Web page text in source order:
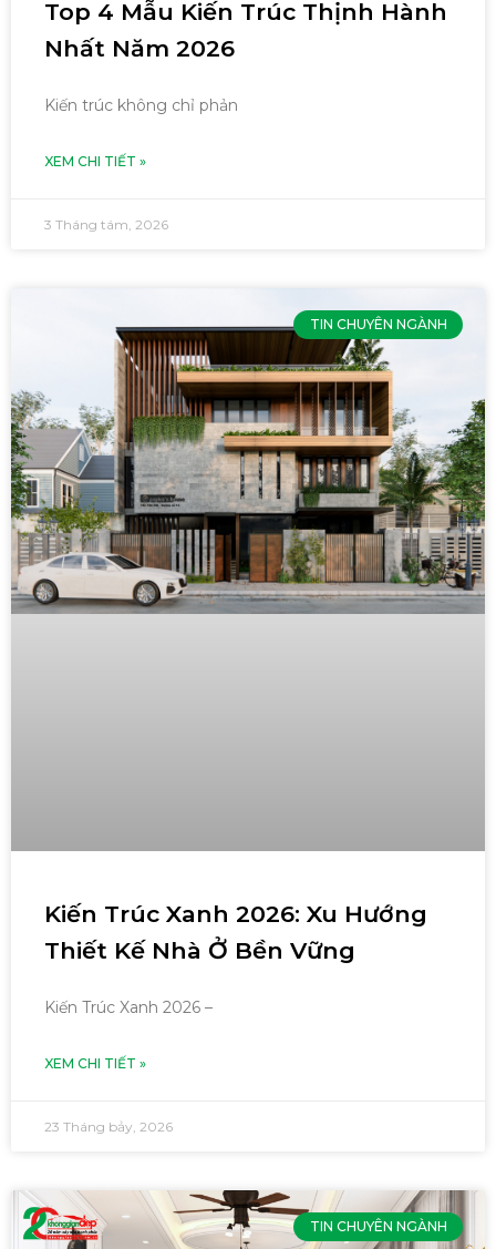
Top 4 Mẫu Kiến Trúc Thịnh Hành
Nhất Năm 2026
Kiến trúc không chỉ phản
XEM CHI TIẾT »
3 Tháng tám, 2026
TIN CHUYÊN NGÀNH
Kiến Trúc Xanh 2026: Xu Hướng
Thiết Kế Nhà Ở Bền Vững
Kiến Trúc Xanh 2026 –
XEM CHI TIẾT »
23 Tháng bảy, 2026
TIN CHUYÊN NGÀNH